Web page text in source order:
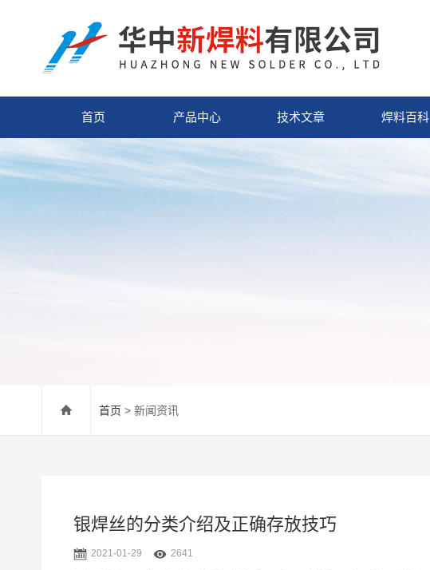
首页 产品中心 技术文章 焊料百科
首页 > 新闻资讯
银焊丝的分类介绍及正确存放技巧
2021-01-29 2641